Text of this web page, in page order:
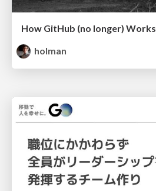
How GitHub (no longer) Works
holman